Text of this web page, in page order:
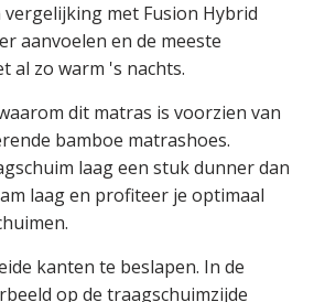
met Fusion Hybrid
aanvoelen en de meeste
al zo warm 's nachts.
dit matras is voorzien van
bamboe matrashoes.
laag een stuk dunner dan
laag en profiteer je optimaal
kanten te beslapen. In de
op de traagschuimzijde